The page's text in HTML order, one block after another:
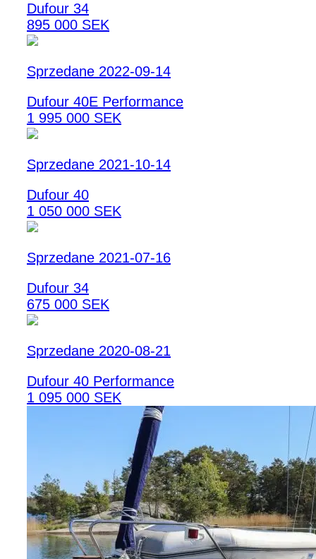
Dufour 34
895 000 SEK
Sprzedane 2022-09-14
Dufour 40E Performance
1 995 000 SEK
Sprzedane 2021-10-14
Dufour 40
1 050 000 SEK
Sprzedane 2021-07-16
Dufour 34
675 000 SEK
Sprzedane 2020-08-21
Dufour 40 Performance
1 095 000 SEK